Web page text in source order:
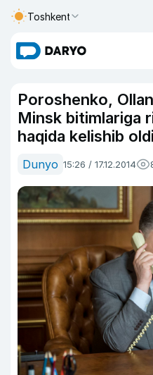
Toshkent
Poroshenko,
Minsk bitimlariga
haqida kelishib oldi
Dunyo 15:26 / 17.12.2014